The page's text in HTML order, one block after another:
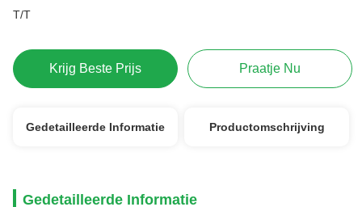
T/T
Krijg Beste Prijs Praatje Nu
Gedetailleerde Informatie Productomschrijving
Gedetailleerde Informatie